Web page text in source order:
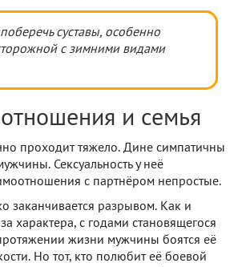
суставы, особенно
с зимними видами
и семья
проходит тяжело. Дине симпатичны
Сексуальность у неё
с партнёром непростые.
заканчивается разрывом. Как и
характера, с годами становящегося
жизни мужчины боятся её
Но тот, кто полюбит её боевой